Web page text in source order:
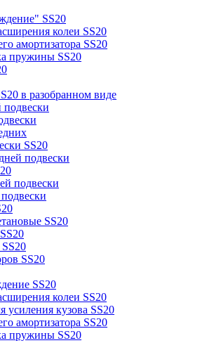
SS20
колеи SS20
амортизатора SS20
пружины SS20
в разобранном виде
SS20
подвески
подвески
SS20
SS20
SS20
колеи SS20
усиления кузова SS20
амортизатора SS20
пружины SS20